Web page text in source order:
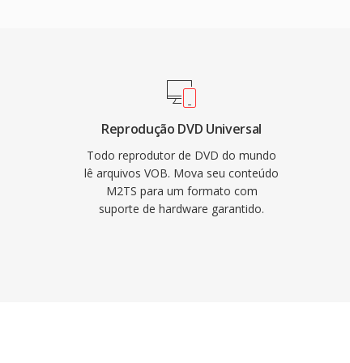
requisitos do sistema
abrangendo
suporta
(720x576) em taxas
combinados. A
é navegação em
solução completa
Reprodução DVD Universal
Todo reprodutor de DVD do mundo
lê arquivos VOB. Mova seu conteúdo
M2TS para um formato com
suporte de hardware garantido.